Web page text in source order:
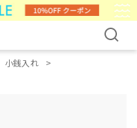
小銭入れ